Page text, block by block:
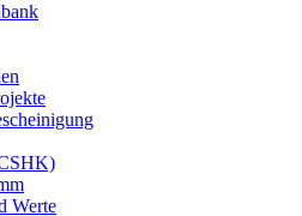
Werte